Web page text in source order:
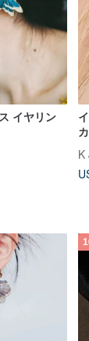
イヤリン
K